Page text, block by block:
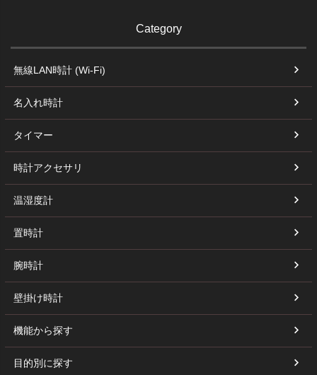
Category
無線LAN時計 (Wi-Fi)
名入れ時計
タイマー
時計アクセサリ
温湿度計
置時計
腕時計
壁掛け時計
機能から探す
目的別に探す